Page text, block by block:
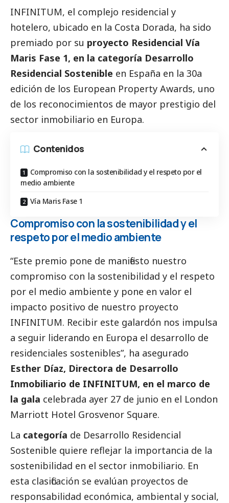
INFINITUM, el complejo residencial y
hotelero, ubicado en la Costa Dorada, ha sido
premiado por su proyecto Residencial Vía
Maris Fase 1, en la categoría Desarrollo
Residencial Sostenible en España en la 30a
edición de los European Property Awards, uno
de los reconocimientos de mayor prestigio del
sector inmobiliario en Europa.
Contenidos
Compromiso con la sostenibilidad y el respeto por el
medio ambiente
Vía Maris Fase 1
Compromiso con la sostenibilidad y el
respeto por el medio ambiente
“Este premio pone de manifiesto nuestro
compromiso con la sostenibilidad y el respeto
por el medio ambiente y pone en valor el
impacto positivo de nuestro proyecto
INFINITUM. Recibir este galardón nos impulsa
a seguir liderando en Europa el desarrollo de
residenciales sostenibles”, ha asegurado
Esther Díaz, Directora de Desarrollo
Inmobiliario de INFINITUM, en el marco de
la gala celebrada ayer 27 de junio en el London
Marriott Hotel Grosvenor Square.
La categoría de Desarrollo Residencial
Sostenible quiere reflejar la importancia de la
sostenibilidad en el sector inmobiliario. En
esta clasificación se evalúan proyectos de
responsabilidad económica, ambiental y social,